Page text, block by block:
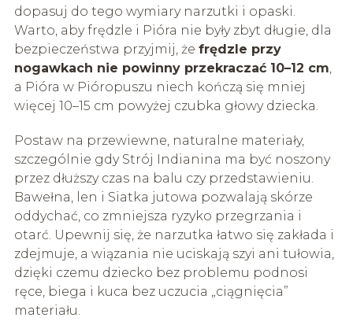
dopasuj do tego wymiary narzutki i opaski.
Warto, aby frędzle i Pióra nie były zbyt długie, dla
bezpieczeństwa przyjmij, że frędzle przy
nogawkach nie powinny przekraczać 10–12 cm,
a Pióra w Pióropuszu niech kończą się mniej
więcej 10–15 cm powyżej czubka głowy dziecka.
Postaw na przewiewne, naturalne materiały,
szczególnie gdy Strój Indianina ma być noszony
przez dłuższy czas na balu czy przedstawieniu.
Bawełna, len i Siatka jutowa pozwalają skórze
oddychać, co zmniejsza ryzyko przegrzania i
otarć. Upewnij się, że narzutka łatwo się zakłada i
zdejmuje, a wiązania nie uciskają szyi ani tułowia,
dzięki czemu dziecko bez problemu podnosi
ręce, biega i kuca bez uczucia „ciągnięcia”
materiału.